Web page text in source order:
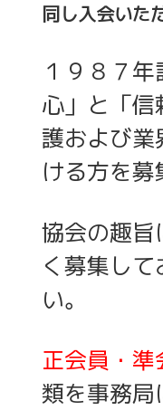
同し入会いた
１９８７
心」と「
護および
ける方を募
協会の趣
く募集して
い。
正会員・準
類を事務